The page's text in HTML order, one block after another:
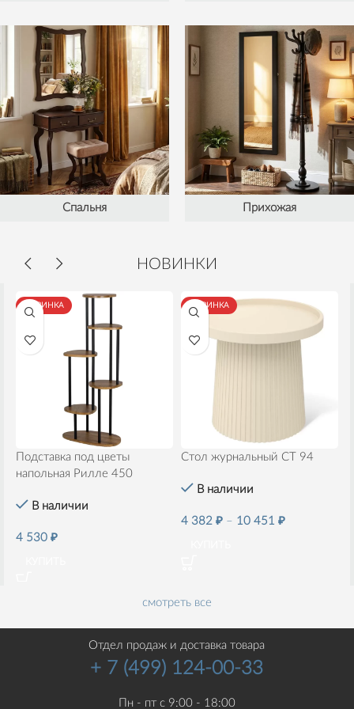
Спальня Прихожая
НОВИНКИ
НОВИНКА
Подставка под цветы
напольная Рилле 450
В наличии
4 530 ₽
НОВИНКА
Стол журнальный СТ 94
В наличии
4 382 ₽ – 10 451 ₽
смотреть все
Отдел продаж и доставка товара
+ 7 (499) 124-00-33
Пн - пт с 9:00 - 18:00